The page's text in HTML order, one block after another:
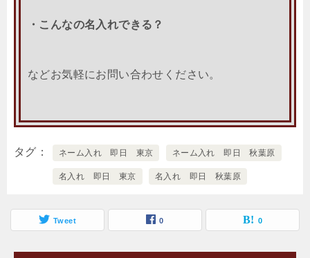
・こんなの名入れできる？
などお気軽にお問い合わせください。
タグ ネーム入れ 即日 東京 ネーム入れ 即日 秋葉原
名入れ 即日 東京 名入れ 即日 秋葉原
Tweet 0 0